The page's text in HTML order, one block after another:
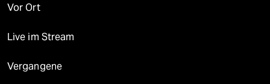
Vor Ort
Live im Stream
Vergangene